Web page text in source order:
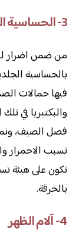
3- الحساسية الجلدية
من ضمن اضرار
بالحساسية
فيها حمالات
والبكتيريا في
فصل الصيف،
تسبب الاحمرار
تكون على هيئة
بالحرقة.
4- آلام الظهر